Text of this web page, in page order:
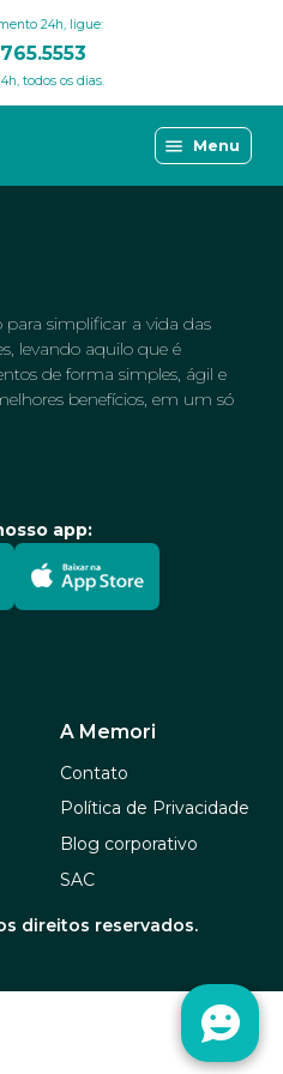
24h, ligue:
todos os dias.
Menu
para simplificar a vida das
levando aquilo que é
de forma simples, ágil e
benefícios, em um só
app:
A Memori
Contato
Política de Privacidade
Blog corporativo
SAC
direitos reservados.